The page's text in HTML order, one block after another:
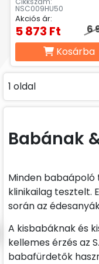
NSC009HU50
Akciós ár:
5 873 Ft
6
Kosárba
1 oldal
Babának
Minden babaápoló
klinikailag tesztelt.
során az
A kisbabáknak és
kellemes érzés az
babafürdetők